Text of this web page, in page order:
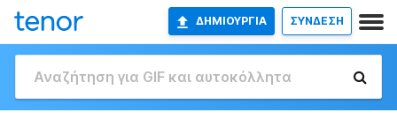
ΔΗΜΙΟΥΡΓΊΑ ΣΥΝΔΕΣΗ